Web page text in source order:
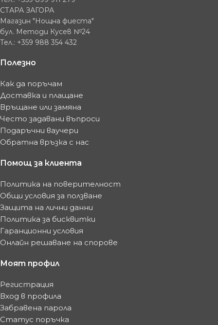
СТАРА ЗАГОРА
Магазин "Нощна фиеста"
бул. Методи Кусев №24
Тел.: +359 988 354 432
Полезно
Как да поръчам
Доставка и плащане
Връщане или замяна
Често задавани въпроси
Подаръчни ваучери
Обратна връзка с нас
Помощ за клиента
Политика на поверителност
Общи условия за ползване
Защита на лични данни
Политика за бисквитки
Гаранционни условия
Онлайн решаване на спорове
Моят профил
Регистрация
Вход в профила
Забравена парола
Статус поръчка